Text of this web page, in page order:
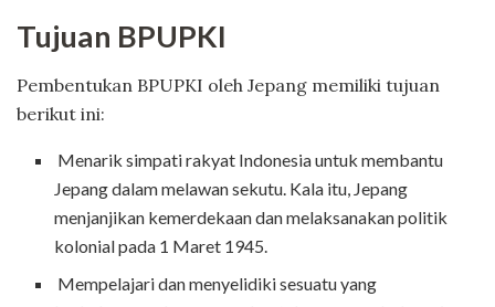
Tujuan BPUPKI
Pembentukan BPUPKI oleh Jepang memiliki tujuan
berikut ini:
Menarik simpati rakyat Indonesia untuk membantu
Jepang dalam melawan sekutu. Kala itu, Jepang
menjanjikan kemerdekaan dan melaksanakan politik
kolonial pada 1 Maret 1945.
Mempelajari dan menyelidiki sesuatu yang